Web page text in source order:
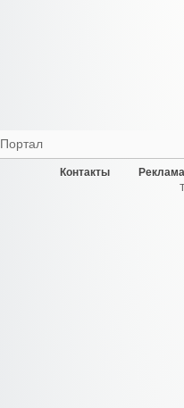
Портал
Контакты